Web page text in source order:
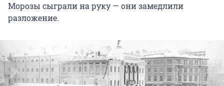
Морозы сыграли на руку — они замедлили
разложение.